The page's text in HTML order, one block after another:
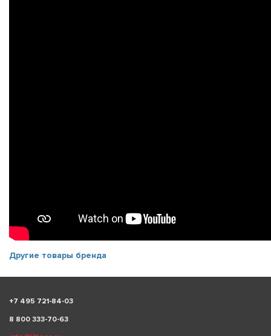
Другие товары бренда
+7 495 721-84-03
8 800 333-70-63